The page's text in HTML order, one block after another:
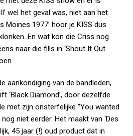
wel het geval was, niet aan het
Moines 1977’ hoor je KISS dus
En wat kon die Criss nog
naar die fills in ‘Shout It Out
aankondiging van de bandleden,
‘Black Diamond’, door dezelfde
met zijn onsterfelijke “You wanted
niet eerder. Het maakt van ‘Des
45 jaar (!) oud product dat in